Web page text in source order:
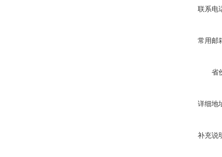
联系电
常用邮
省
详细地
补充说